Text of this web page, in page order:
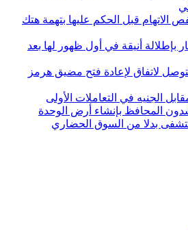
الاتهام قبل الحكم عليها بتهمة هتك
بإطلالة أنيقة في أول ظهور لها بعد
لاتفاق لإعادة فتح مضيق هرمز
الجنيه في التعاملات الأولى
المحافظ بإنشاء أرض الوحدة
بدلا من السوق الحضاري